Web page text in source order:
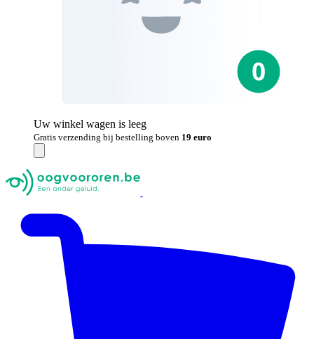
Uw winkel wagen is leeg
Gratis verzending bij bestelling boven 19 euro